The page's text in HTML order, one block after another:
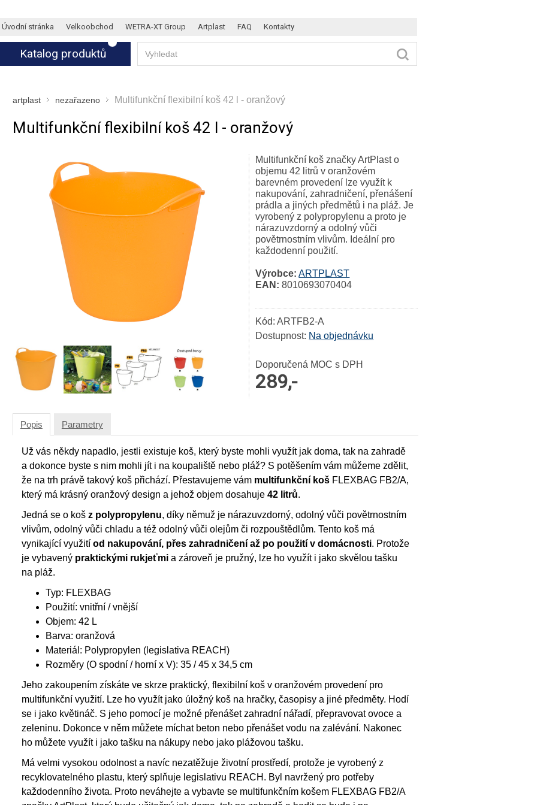
Úvodní stránka Velkoobchod WETRA-XT Group Artplast FAQ Kontakty
Katalog produktů
artplast nezařazeno Multifunkční flexibilní koš 42 l - oranžový
Multifunkční flexibilní koš 42 l - oranžový
Multifunkční koš značky ArtPlast o
objemu 42 litrů v oranžovém
barevném provedení lze využít k
nakupování, zahradničení, přenášení
prádla a jiných předmětů i na pláž. Je
vyrobený z polypropylenu a proto je
nárazuvzdorný a odolný vůči
povětrnostním vlivům. Ideální pro
každodenní použití.
Výrobce: ARTPLAST
EAN: 8010693070404
Kód: ARTFB2-A
Dostupnost: Na objednávku
Doporučená MOC s DPH
289,-
Popis Parametry
Už vás někdy napadlo, jestli existuje koš, který byste mohli využít jak doma, tak na zahradě
a dokonce byste s nim mohli jít i na koupaliště nebo pláž? S potěšením vám můžeme zdělit,
že na trh právě takový koš přichází. Přestavujeme vám multifunkční košFLEXBAG FB2/A,
který má krásný oranžový design a jehož objem dosahuje 42 litrů.
Jedná se o koš z polypropylenu, díky němuž je nárazuvzdorný, odolný vůči povětrnostním
vlivům, odolný vůči chladu a též odolný vůči olejům či rozpouštědlům. Tento koš má
vynikající využití od nakupování, přes zahradničení až po použití v domácnosti. Protože
je vybavený praktickými rukjeťmia zároveň je pružný, lze ho využít i jako skvělou tašku
na pláž.
Typ: FLEXBAG
Použití: vnitřní / vnější
Objem: 42 L
Barva: oranžová
Materiál: Polypropylen (legislativa REACH)
Rozměry (O spodní / horní x V): 35 / 45 x 34,5 cm
Jeho zakoupením získáte ve skrze praktický, flexibilní koš v oranžovém provedení pro
multifunkční využití. Lze ho využít jako úložný koš na hračky, časopisy a jiné předměty. Hodí
se i jako květináč. S jeho pomocí je možné přenášet zahradní nářadí, přepravovat ovoce a
zeleninu. Dokonce v něm můžete míchat beton nebo přenášet vodu na zalévání. Nakonec
ho můžete využít i jako tašku na nákupy nebo jako plážovou tašku.
Má velmi vysokou odolnost a navíc nezatěžuje životní prostředí, protože je vyrobený z
recyklovatelného plastu, který splňuje legislativu REACH. Byl navržený pro potřeby
každodenního života. Proto neváhejte a vybavte se multifunkčním košem FLEXBAG FB2/A